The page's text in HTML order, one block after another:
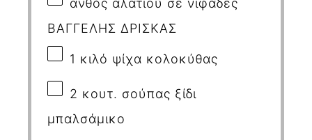
ΒΑΓΓΕΛΗΣ ΔΡΙΣΚΑΣ
1 κιλό ψίχα κολοκύθας
2 κουτ. σούπας ξίδι
μπαλσάμικο